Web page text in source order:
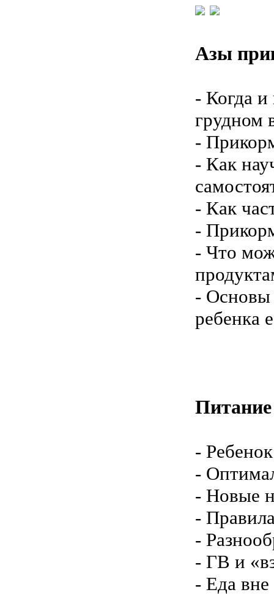
Азы
- Когда и
грудном
-
- Как
- Как
-
- Что
- Основы
ребенка
Питание
-
-
- Новые
-
-
- ГВ и
- Еда вне